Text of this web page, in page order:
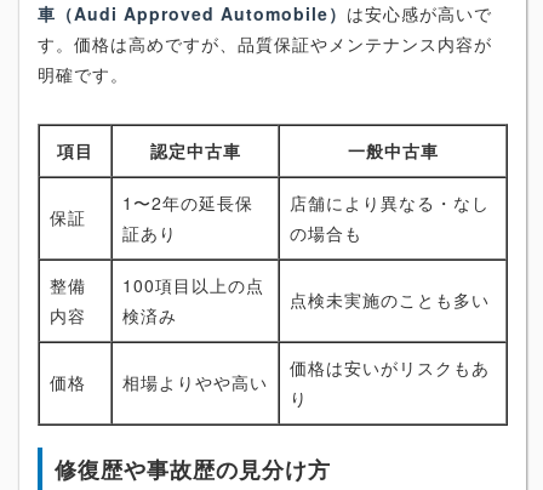
車（Audi Approved Automobile） は安心感が高いで
す。価格は高めですが、品質保証やメンテナンス内容が
明確です。
項目 認定中古車 一般中古車
保証
1〜2年の延長保
証あり
店舗により異なる・なし
の場合も
整備
内容
100項目以上の点
検済み
点検未実施のことも多い
価格 相場よりやや高い
価格は安いがリスクもあ
り
修復歴や事故歴の見分け方